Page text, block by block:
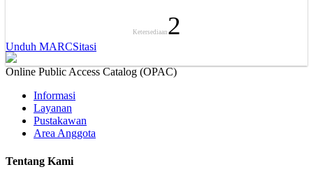
Ketersediaan 2
Unduh MARCSitasi
Online Public Access Catalog (OPAC)
Informasi
Layanan
Pustakawan
Area Anggota
Tentang Kami